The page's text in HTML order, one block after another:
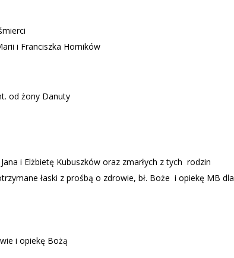
i Franciszka Horników
od żony Danuty
i Elżbietę Kubuszków oraz zmarłych z tych rodzin
łaski z prośbą o zdrowie, bł. Boże i opiekę MB dla
i opiekę Bożą